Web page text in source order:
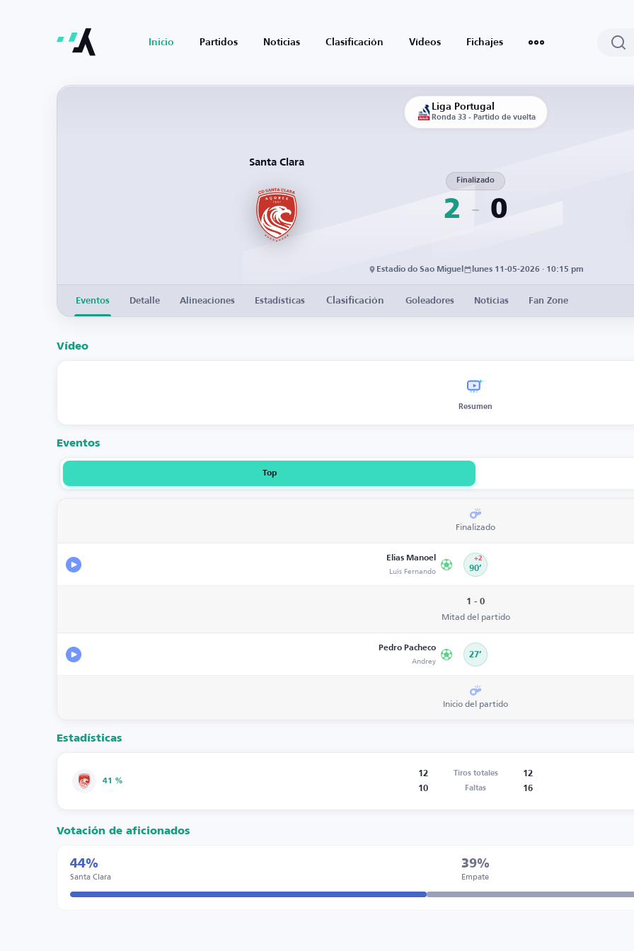
Inicio Partidos Noticias Clasificación Vídeos Fichajes
Liga Portugal
Ronda 33 - Partido de vuelta
Santa Clara
2
Finalizado
0
Estadio do Sao Miguel lunes 11-05-2026 · 10:15 pm
Eventos Detalle Alineaciones Estadísticas Clasificación Goleadores Noticias Fan Zone
Vídeo
Resumen
Eventos
Top
Finalizado
Elias Manoel
Luis Fernando 90’
+2
1 - 0
Mitad del partido
Pedro Pacheco
Andrey 27’
Inicio del partido
Estadísticas
41 %
12 Tiros totales
12
10
Faltas 16
Votación de aficionados
44%
Santa Clara
39%
Empate